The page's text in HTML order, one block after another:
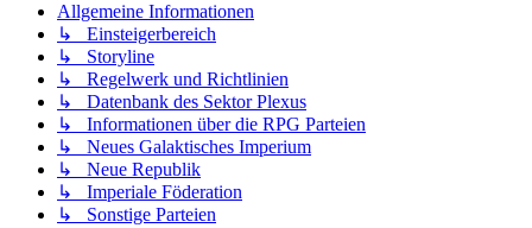
Allgemeine Informationen
↳ Einsteigerbereich
↳ Storyline
↳ Regelwerk und Richtlinien
↳ Datenbank des Sektor Plexus
↳ Informationen über die RPG Parteien
↳ Neues Galaktisches Imperium
↳ Neue Republik
↳ Imperiale Föderation
↳ Sonstige Parteien